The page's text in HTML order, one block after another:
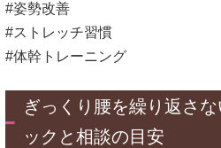
#姿勢改善
#ストレッチ習慣
#体幹トレーニング
ぎっくり腰を繰り返さ
ックと相談の目安